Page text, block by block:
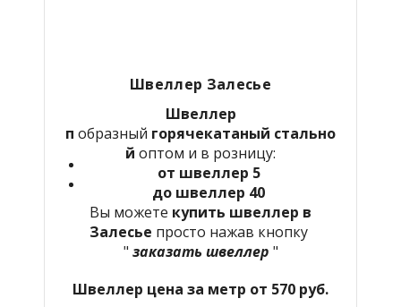
Швеллер Залесье
Швеллер
п образный горячекатаный стально
й оптом и в розницу:
от швеллер 5
до швеллер 40
Вы можете купить швеллер в
Залесье просто нажав кнопку
" заказать швеллер "
Швеллер цена за метр от 570 руб.